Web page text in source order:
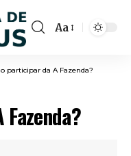
Font
Aa
participar da A Fazenda?